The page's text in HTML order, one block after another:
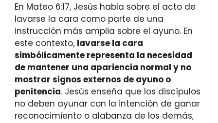
En Mateo 6:17, Jesús habla sobre el acto de
lavarse la cara como parte de una
instrucción más amplia sobre el ayuno. En
este contexto, lavarse la cara
simbólicamente representa la necesidad
de mantener una apariencia normal y no
mostrar signos externos de ayuno o
penitencia. Jesús enseña que los discípulos
no deben ayunar con la intención de ganar
reconocimiento o alabanza de los demás,